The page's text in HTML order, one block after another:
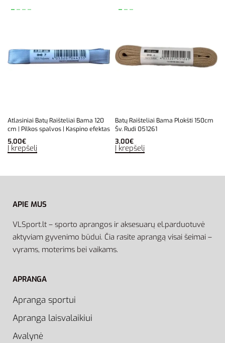
Atlasiniai Batų Raišteliai Bama 120
cm | Pilkos spalvos | Kaspino efektas
5,00€
Į krepšelį
Batų Raišteliai Bama Plokšti 150cm
Šv. Rudi 051261
3,00€
Į krepšelį
APIE MUS
VLSport.lt – sporto aprangos ir aksesuarų el.parduotuvė
aktyviam gyvenimo būdui. Čia rasite aprangą visai šeimai –
vyrams, moterims bei vaikams.
APRANGA
Apranga sportui
Apranga laisvalaikiui
Avalynė